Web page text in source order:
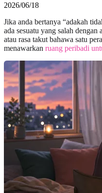
2026/06/18
Jika anda bertanya “adakah
ada sesuatu yang salah
atau rasa takut bahawa satu
menawarkan ruang peribadi